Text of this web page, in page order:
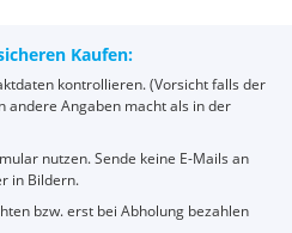
Kaufen:
kontrollieren. (Vorsicht falls der
andere Angaben macht als in der
nutzen. Sende keine E-Mails an
in Bildern.
bzw. erst bei Abholung bezahlen